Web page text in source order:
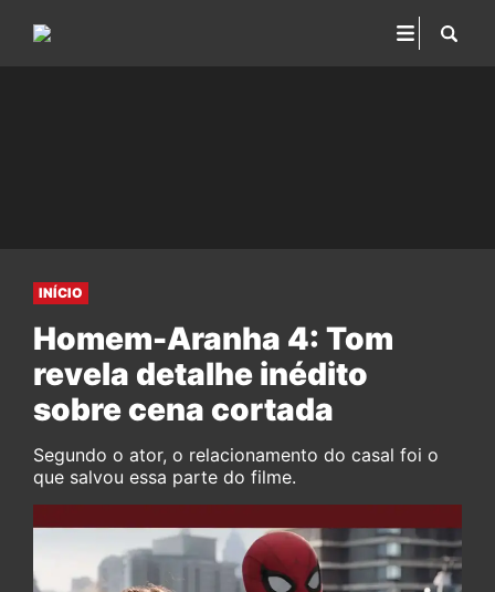
INÍCIO
Homem-Aranha 4: Tom
revela detalhe inédito
sobre cena cortada
Segundo o ator, o relacionamento do casal foi o
que salvou essa parte do filme.